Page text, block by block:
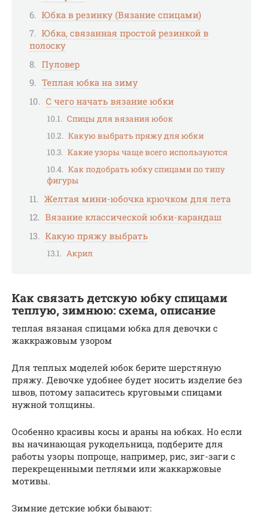
Юбка в резинку (Вязание спицами)
Юбка, связанная простой резинкой в
полоску
Пуловер
Теплая юбка на зиму
С чего начать вязание юбки
Спицы для вязания юбок
Какую выбрать пряжу для юбки
Какие узоры чаще всего используются
Как подобрать юбку спицами по типу
фигуры
Желтая мини-юбочка крючком для лета
Вязание классической юбки-карандаш
Какую пряжу выбрать
Акрил
Как связать детскую юбку спицами
теплую, зимнюю: схема, описание
теплая вязаная спицами юбка для девочки с
жаккражовым узором
Для теплых моделей юбок берите шерстяную
пряжу. Девочке удобнее будет носить изделие без
швов, потому запаситесь круговыми спицами
нужной толщины.
Особенно красивы косы и араны на юбках. Но если
вы начинающая рукодельница, подберите для
работы узоры попроще, например, рис, зиг-заги с
перекрещенными петлями или жаккаржовые
мотивы.
Зимние детские юбки бывают: